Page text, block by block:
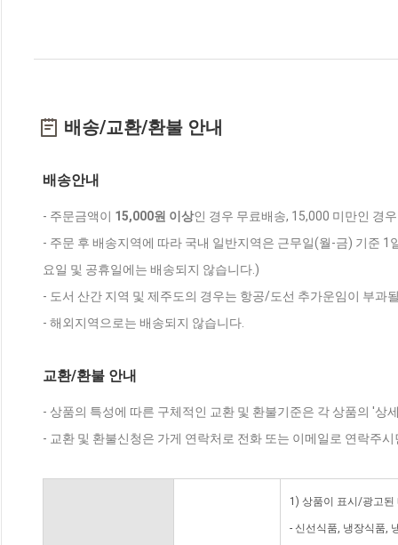
배송/교환/환불 안내
배송안내
- 주문금액이 15,000원 이상인 경우 무료배송, 15,000 미만인 경
- 주문 후 배송지역에 따라 국내 일반지역은 근무일(월-금) 기준
요일 및 공휴일에는 배송되지 않습니다.)
- 도서 산간 지역 및 제주도의 경우는 항공/도선 추가운임이 부과
- 해외지역으로는 배송되지 않습니다.
교환/환불 안내
- 상품의 특성에 따른 구체적인 교환 및 환불기준은 각 상품의 '상
- 교환 및 환불신청은 가게 연락처로 전화 또는 이메일로 연락주
1) 상품이 표시/광고된
- 신선식품, 냉장식품,